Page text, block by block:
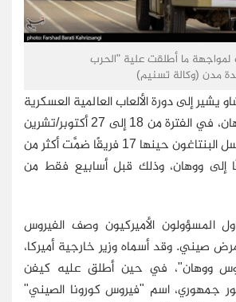
لمواجهة ما أطلقت علية "الحرب
مدن (وكالة تسنيم)
يشير إلى دورة الألعاب العالمية العسكرية
التي أقيمت في ووهان، في الفترة من 18 إلى 27 أكتوبر/تشرين
الأول 2019، حيث أرسل البنتاغون حينها 17 فريقًا ضمَّت أكثر من
إلى ووهان، وذلك قبل أسابيع فقط من
المسؤولون الأميركيون وصف الفيروس
صيني. وقد أسماه وزير خارجية أميركا،
ووهان"، في حين أطلق عليه كيفن
جمهوري، اسم "فيروس كورونا الصيني"